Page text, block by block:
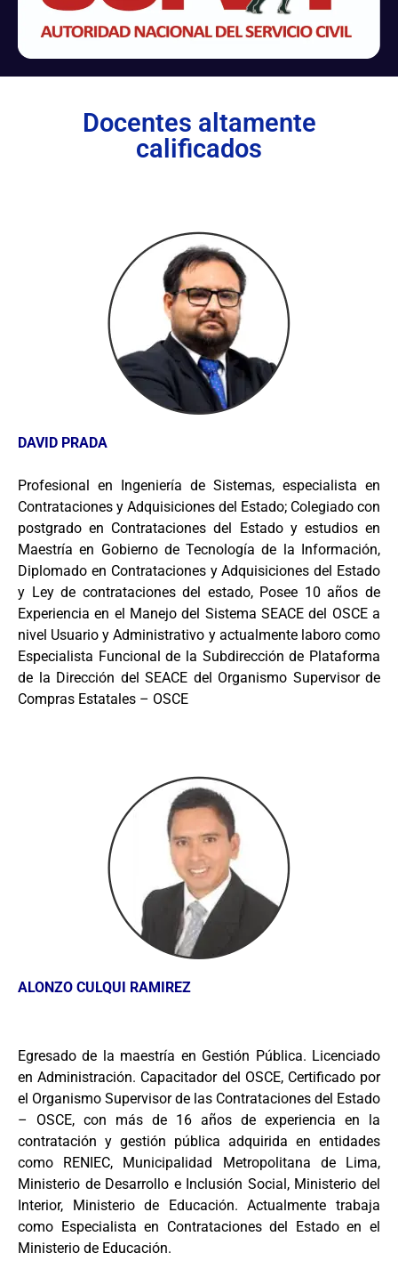
Docentes altamente
calificados
DAVID PRADA
Profesional en Ingeniería de Sistemas, especialista en
Contrataciones y Adquisiciones del Estado; Colegiado con
postgrado en Contrataciones del Estado y estudios en
Maestría en Gobierno de Tecnología de la Información,
Diplomado en Contrataciones y Adquisiciones del Estado
y Ley de contrataciones del estado, Posee 10 años de
Experiencia en el Manejo del Sistema SEACE del OSCE a
nivel Usuario y Administrativo y actualmente laboro como
Especialista Funcional de la Subdirección de Plataforma
de la Dirección del SEACE del Organismo Supervisor de
Compras Estatales – OSCE
ALONZO CULQUI RAMIREZ
Egresado de la maestría en Gestión Pública. Licenciado
en Administración. Capacitador del OSCE, Certificado por
el Organismo Supervisor de las Contrataciones del Estado
– OSCE, con más de 16 años de experiencia en la
contratación y gestión pública adquirida en entidades
como RENIEC, Municipalidad Metropolitana de Lima,
Ministerio de Desarrollo e Inclusión Social, Ministerio del
Interior, Ministerio de Educación. Actualmente trabaja
como Especialista en Contrataciones del Estado en el
Ministerio de Educación.